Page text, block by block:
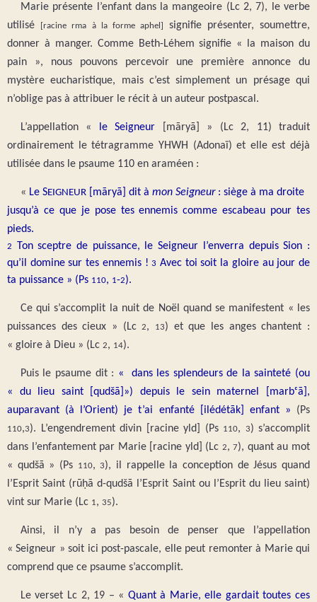
Marie présente l’enfant dans la mangeoire (Lc 2, 7), le verbe
utilisé
[racine rma à la forme aphel] signifie présenter, soumettre,
donner à manger. Comme Beth-Léhem signifie « la maison du
pain », nous pouvons percevoir une première annonce du
mystère eucharistique, mais c’est simplement un présage qui
n’oblige pas à attribuer le récit à un auteur postpascal.
L’appellation « le Seigneur
[māryā] » (Lc 2, 11) traduit
ordinairement le tétragramme YHWH (Adonaï) et elle est déjà
utilisée dans le psaume 110 en araméen :
« Le SEIGNEUR[māryā] dit à mon Seigneur: siège à ma droite
jusqu’à ce que je pose tes ennemis comme escabeau pour tes
pieds.
2
Ton sceptre de puissance, le Seigneur l’enverra depuis Sion :
qu’il domine sur tes ennemis !3 Avec toi soit la gloire au jour de
ta puissance » (Ps 110, 1-2).
Ce qui s’accomplit la nuit de Noël quand se manifestent « les
puissances des cieux » (Lc2, 13) et que les anges chantent :
« gloire à Dieu » (Lc 2, 14).
Puis le psaume dit : « dans les splendeurs de la sainteté (ou
« du lieu saint [qudšā]») depuis le sein maternel [marbᶜā],
auparavant (à l’Orient) je t’ai enfanté [ilédétāk] enfant » (Ps
110,3). L’engendrement divin [racine yld] (Ps 110, 3) s’accomplit
dans l’enfantement par Marie [racine yld] (Lc 2,7), quant au mot
« qudšā » (Ps
110,3), il rappelle la conception de Jésus quand
l’Esprit Saint (rūḥā d-qudšā l’Esprit Saint ou l’Esprit du lieu saint)
vint sur Marie (Lc 1, 35).
Ainsi, il n’y a pas besoin de penser que l’appellation
« Seigneur » soit ici post-pascale, elle peut remonter à Marie qui
comprend que ce psaume s’accomplit.
Le verset Lc 2, 19 – « Quant à Marie, elle gardait toutes ces